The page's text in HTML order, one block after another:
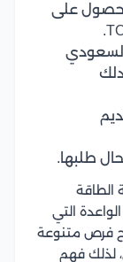
على
طلبها.
الطاقة
التي
فرص متنوعة
لذلك فهم